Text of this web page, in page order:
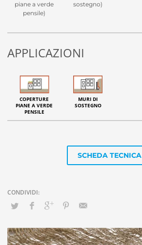
piane a verde
pensile)
sostegno)
APPLICAZIONI
COPERTURE
PIANE A VERDE
PENSILE
MURI DI
SOSTEGNO
SCHEDA TECNICA